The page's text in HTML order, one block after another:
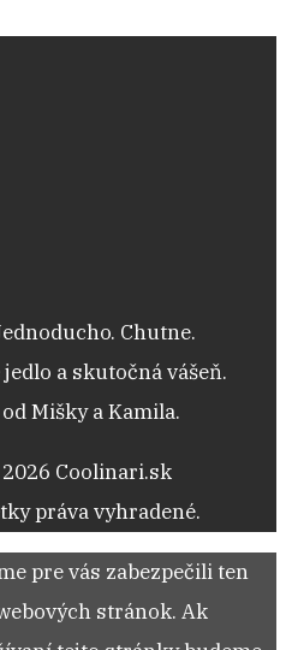
Chutne.
a skutočná vášeň.
Mišky a Kamila.
Coolinari.sk
práva vyhradené.
pre vás zabezpečili ten
stránok. Ak